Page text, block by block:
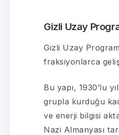
Gizli Uzay
Gizli Uzay
fraksiyonlarca
Bu yapı, 1930’lu
grupla kurduğu
ve enerji bilgisi
Nazi Almanyası